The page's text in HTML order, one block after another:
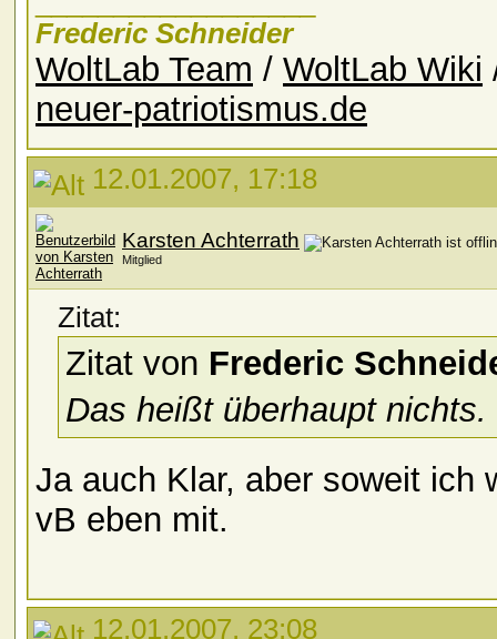
Frederic Schneider
WoltLab Team / WoltLab Wiki
neuer-patriotismus.de
12.01.2007, 17:18
Karsten Achterrath
Mitglied
Zitat:
Zitat von Frederic
Das heißt überhaupt nichts.
Ja auch Klar, aber soweit ich
vB eben mit.
12.01.2007, 23:08